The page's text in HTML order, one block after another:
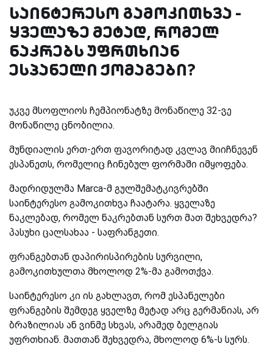
საინტერესო გამოკითხვა -
ყველაზე მეტად, რომელ
ნაკრებს უფრთხიან
ესპანელი ქომაგები?
უკვე მსოფლიოს ჩემპიონატზე მონაწილე 32-ვე
მონაწილე ცნობილია.
მუნდიალის ერთ-ერთ ფავორიტად კვლავ მიიჩნევენ
ესპანეთს, რომელიც ჩინებულ ფორმაში იმყოფება.
მადრიდულმა Marca-მ გულშემატკივრებში
საინტერესო გამოკითხვა ჩაატარა. ყველაზე
ნაკლებად, რომელ ნაკრებთან სურთ მათ შეხვედრა?
პასუხი ცალსახაა - საფრანგეთი.
ფრანგებთან დაპირისპირების სურვილი,
გამოკითხულთა მხოლოდ 2%-მა გამოთქვა.
საინტერესო კი ის გახლავთ, რომ ესპანელები
ფრანგების შემდეგ ყველზე მეტად არც გერმანიას, არ
ბრაზილიას ან ვინმე სხვას, არამედ ბელგიას
უფრთხიან. მათთან შეხვედრა, მხოლოდ 6%-ს სურს.